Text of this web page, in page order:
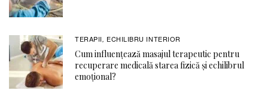
TERAPII, ECHILIBRU INTERIOR
Cum influențează masajul terapeutic pentru
recuperare medicală starea fizică și echilibrul
emoțional?